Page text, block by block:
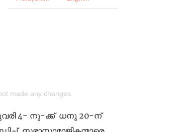
made any changes.
4- നു-ക്ക് ധനു 20-ന്